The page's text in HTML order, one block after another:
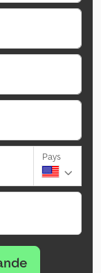
Pays